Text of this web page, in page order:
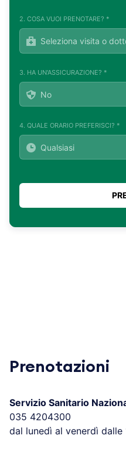
2. COSA VUOI PRENOTARE? *
3. HA UN'ASSICURAZIONE? *
4. QUALE ORARIO PREFERISCI? *
Prenotazioni
Servizio Sanitario
035 4204300
dal lunedì al venerdì dalle